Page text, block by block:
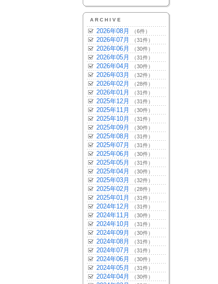
ARCHIVE
2026年08月 （6件）
2026年07月 （31件）
2026年06月 （30件）
2026年05月 （31件）
2026年04月 （30件）
2026年03月 （32件）
2026年02月 （28件）
2026年01月 （31件）
2025年12月 （31件）
2025年11月 （30件）
2025年10月 （31件）
2025年09月 （30件）
2025年08月 （31件）
2025年07月 （31件）
2025年06月 （30件）
2025年05月 （31件）
2025年04月 （30件）
2025年03月 （32件）
2025年02月 （28件）
2025年01月 （31件）
2024年12月 （31件）
2024年11月 （30件）
2024年10月 （31件）
2024年09月 （30件）
2024年08月 （31件）
2024年07月 （31件）
2024年06月 （30件）
2024年05月 （31件）
2024年04月 （30件）